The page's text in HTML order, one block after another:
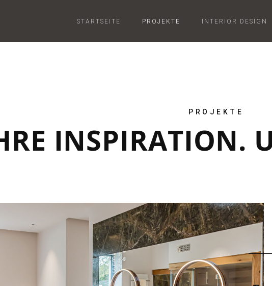
STARTSEITE PROJEKTE INTERIOR DESIGN
PROJEKTE
INSPIRATION.